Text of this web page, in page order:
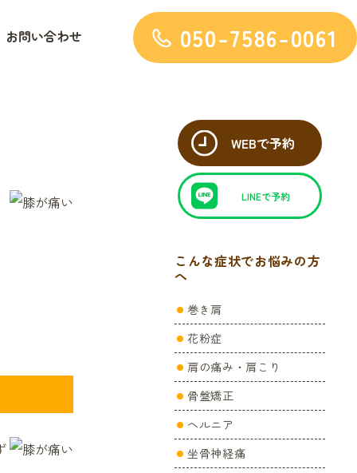
お問い合わせ 050-7586-0061
WEBで予約
LINEで予約
こんな症状でお悩みの方
へ
巻き肩
花粉症
肩の痛み・肩こり
骨盤矯正
ヘルニア
坐骨神経痛